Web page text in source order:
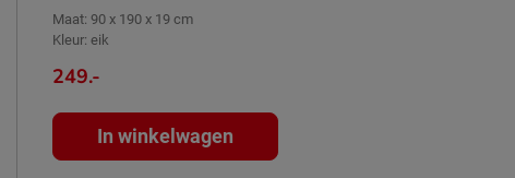
Alle schoonmaakinstructies, evenals de garantie op de bedlade,
kopje ‘Goed om te weten’.
Maat: 90 x 190 x 19 cm
Kleur: eik
249.-
In winkelwagen